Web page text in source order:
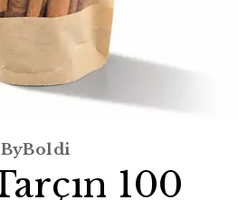
ByBoldi
100